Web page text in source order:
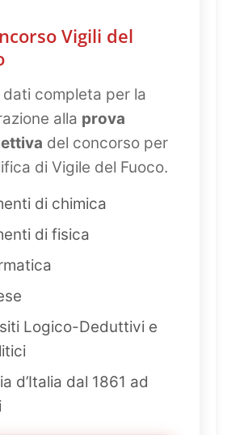
Vigili del
dati completa per la
alla prova
del concorso per
di Vigile del Fuoco.
di chimica
di fisica
Logico-Deduttivi e
d’Italia dal 1861 ad